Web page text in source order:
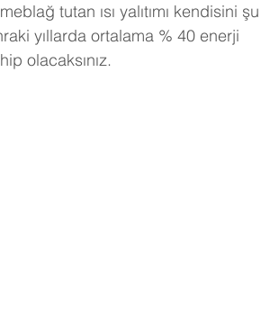
tutan ısı yalıtımı kendisini şu
yıllarda ortalama % 40 enerji
olacaksınız.